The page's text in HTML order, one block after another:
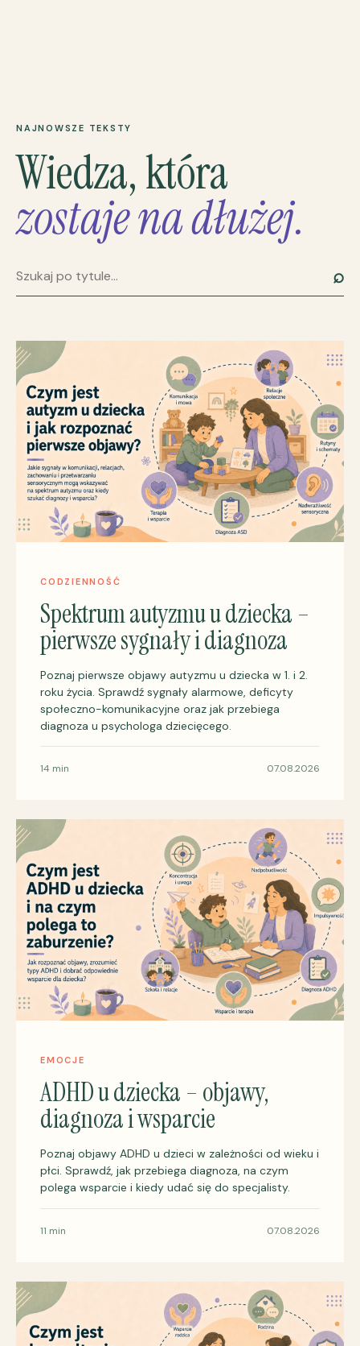
NAJNOWSZE TEKSTY
Wiedza, która
zostaje na dłużej.
Szukaj artykułu ⌕
CODZIENNOŚĆ
Spektrum autyzmu u dziecka –
pierwsze sygnały i diagnoza
Poznaj pierwsze objawy autyzmu u dziecka w 1. i 2.
roku życia. Sprawdź sygnały alarmowe, deficyty
społeczno-komunikacyjne oraz jak przebiega
diagnoza u psychologa dziecięcego.
14 min 07.08.2026
EMOCJE
ADHD u dziecka – objawy,
diagnoza i wsparcie
Poznaj objawy ADHD u dzieci w zależności od wieku i
płci. Sprawdź, jak przebiega diagnoza, na czym
polega wsparcie i kiedy udać się do specjalisty.
11 min 07.08.2026